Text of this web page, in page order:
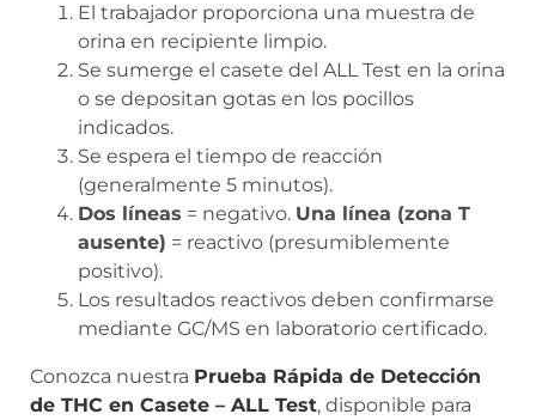
El trabajador proporciona una muestra de
orina en recipiente limpio.
Se sumerge el casete del ALL Test en la orina
o se depositan gotas en los pocillos
indicados.
Se espera el tiempo de reacción
(generalmente 5 minutos).
Dos líneas = negativo. Una línea (zona T
ausente) = reactivo (presumiblemente
positivo).
Los resultados reactivos deben confirmarse
mediante GC/MS en laboratorio certificado.
Conozca nuestra Prueba Rápida de Detección
de THC en Casete – ALL Test, disponible para